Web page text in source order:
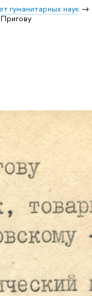
гуманитарных наук